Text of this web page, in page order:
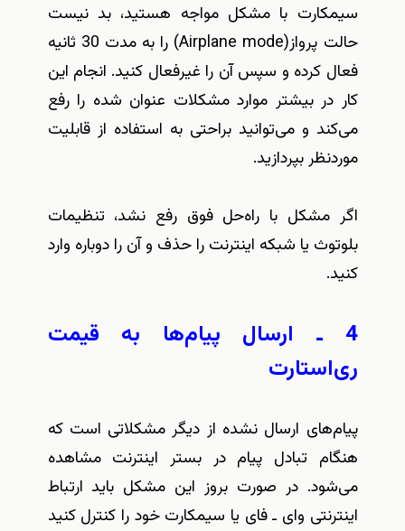
سیمکارت با مشکل مواجه هستید، بد نیست
حالت پرواز(Airplane mode) را به مدت 30 ثانیه
فعال کرده و سپس آن را غیرفعال کنید. انجام این
کار در بیشتر موارد مشکلات عنوان شده را رفع
می‌کند و می‌توانید براحتی به استفاده از قابلیت
موردنظر بپردازید.
اگر مشکل با راه‌حل فوق رفع نشد، تنظیمات
بلوتوث یا شبکه اینترنت را حذف و آن‌ را دوباره وارد
کنید.
4 ـ ارسال پیام‌ها به قیمت
ری‌استارت
پیام‌های ارسال نشده از دیگر مشکلاتی است که
هنگام تبادل پیام در بستر اینترنت مشاهده
می‌شود. در صورت بروز این مشکل ‌باید ارتباط
اینترنتی وای‌ ـ فای یا سیمکارت خود را کنترل کنید